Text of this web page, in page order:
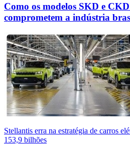
Como os modelos SKD e
comprometem a indústria
Stellantis erra na estratégia de carros
153,9 bilhões